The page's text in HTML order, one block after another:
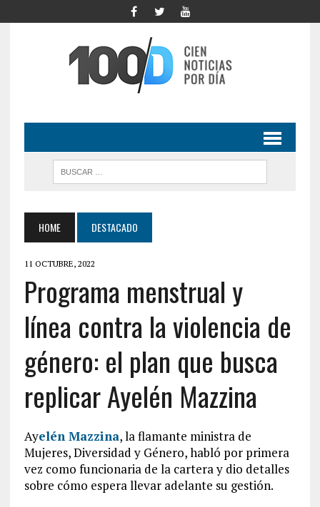
HOME DESTACADO
11 OCTUBRE, 2022
Programa menstrual y
línea contra la violencia de
género: el plan que busca
replicar Ayelén Mazzina
Ayelén Mazzina, la flamante ministra de
Mujeres, Diversidad y Género, habló por primera
vez como funcionaria de la cartera y dio detalles
sobre cómo espera llevar adelante su gestión.